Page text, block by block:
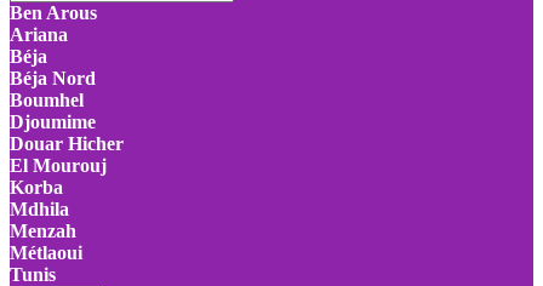
Ben Arous
Ariana
Béja
Béja Nord
Boumhel
Djoumime
Douar Hicher
El Mourouj
Korba
Mdhila
Menzah
Métlaoui
Tunis